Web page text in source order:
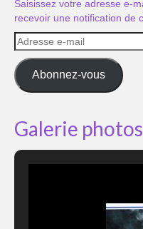
Saisissez votre adresse e-
recevoir une notification de
Adresse
e-
mail
Abonnez-vous
Galerie photos